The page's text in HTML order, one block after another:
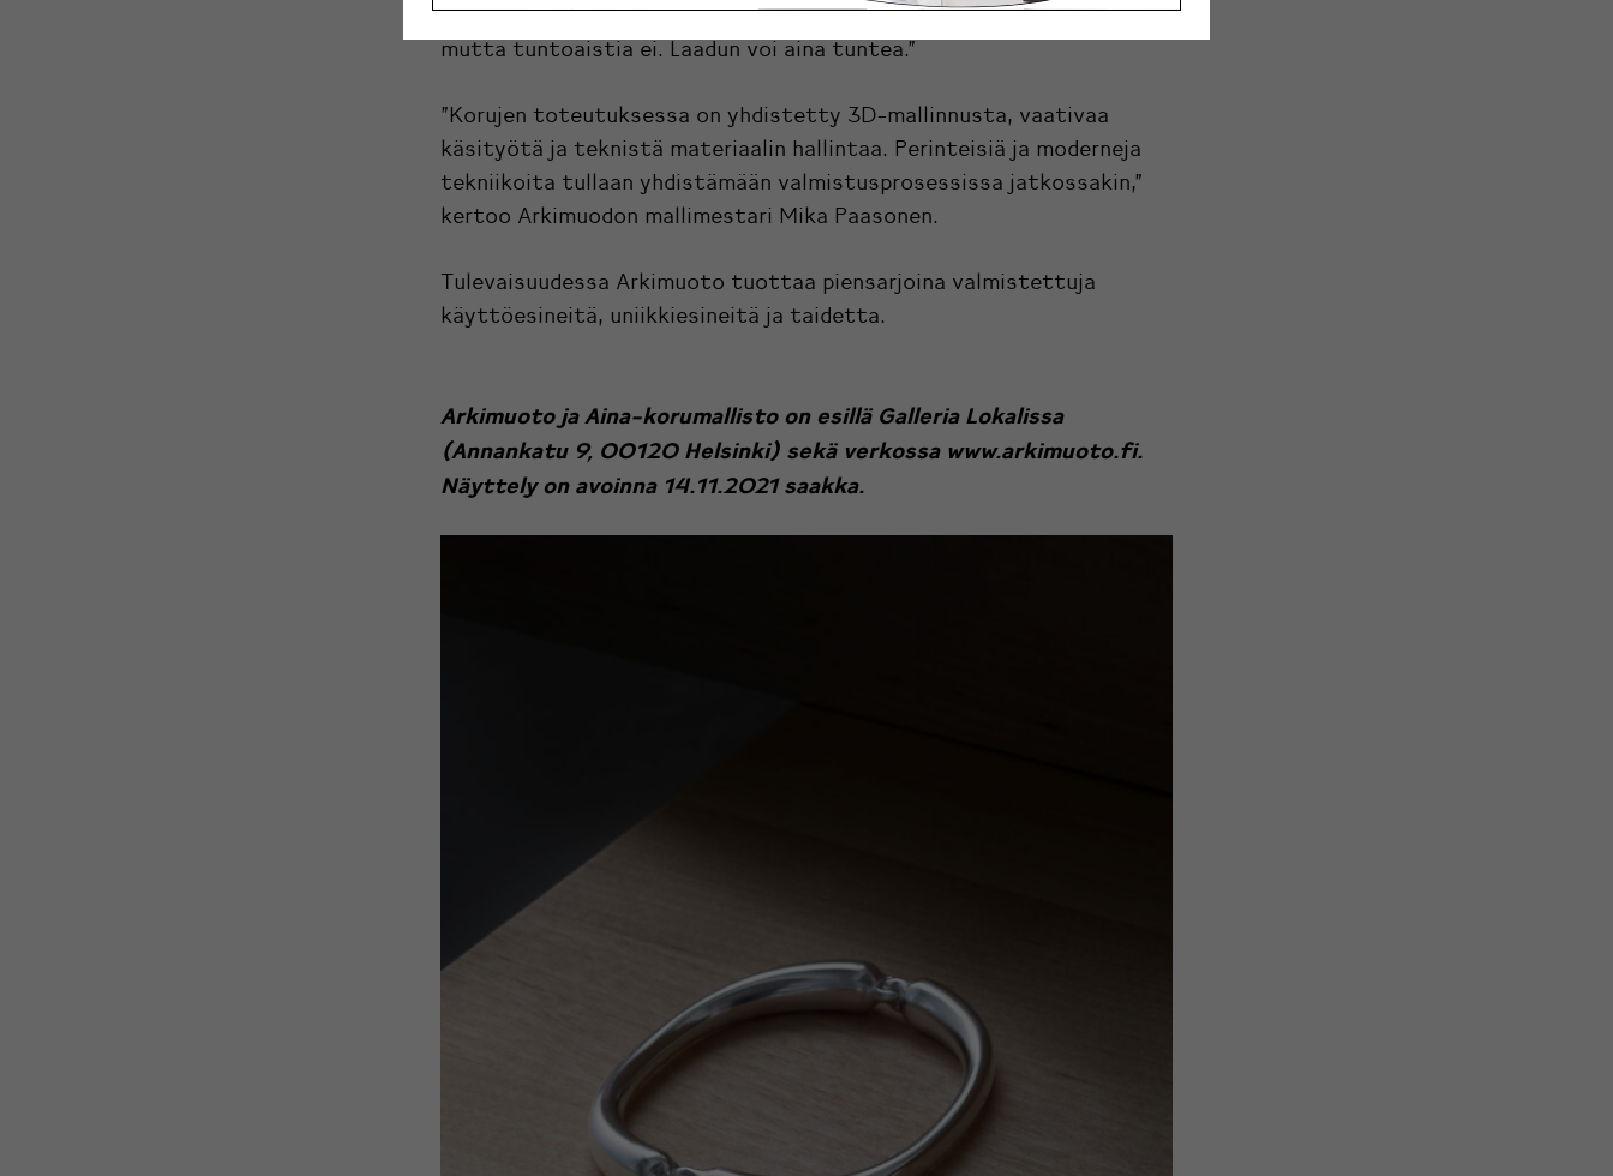
varmasti hulluja,” Isopahkala nauraa. “Näköaistia voi aina huijata,
mutta tuntoaistia ei. Laadun voi aina tuntea.”
”Korujen toteutuksessa on yhdistetty 3D-mallinnusta, vaativaa
käsityötä ja teknistä materiaalin hallintaa. Perinteisiä ja moderneja
tekniikoita tullaan yhdistämään valmistusprosessissa jatkossakin,”
kertoo Arkimuodon mallimestari Mika Paasonen.
Tulevaisuudessa Arkimuoto tuottaa piensarjoina valmistettuja
käyttöesineitä, uniikkiesineitä ja taidetta.
Arkimuoto ja Aina-korumallisto on esillä Galleria Lokalissa
(Annankatu 9, 00120 Helsinki) sekä verkossa www.arkimuoto.fi.
Näyttely on avoinna 14.11.2021 saakka.